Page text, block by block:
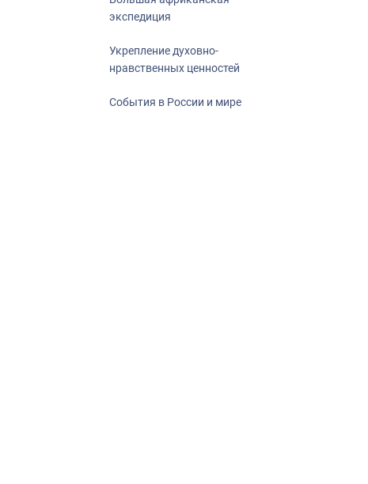
экспедиция
Укрепление духовно-
нравственных ценностей
События в России и мире